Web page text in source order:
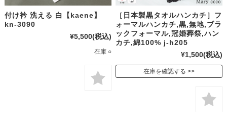
付け衿 洗える 白【kaene】
kn-3090
¥5,500(税込)
在庫 ○
［日本製黒タオルハンカチ］フ
ォーマルハンカチ,黒,無地,ブラ
ックフォーマル,冠婚葬祭,ハン
カチ,綿100% j-h205
¥1,500(税込)
在庫を確認する